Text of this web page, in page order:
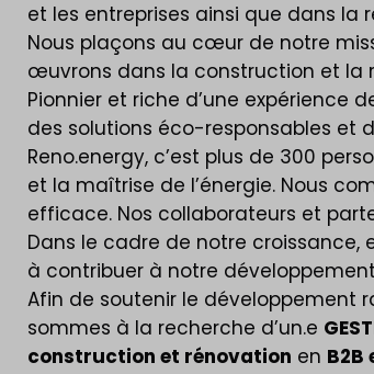
et les entreprises ainsi que dans
Nous plaçons au cœur de notre
œuvrons dans la construction et la
Pionnier et riche d’une expérience
des solutions éco-responsables et
Reno.energy, c’est plus de 300
et la maîtrise de l’énergie. Nous
efficace. Nos collaborateurs et
Dans le cadre de notre croissance,
à contribuer à notre
Afin de soutenir le développement
sommes à la recherche d’un.e
construction et rénovation en B2B